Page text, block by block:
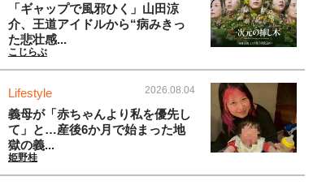
「ギャップで風邪ひく」山田涼
介、王道アイドルから“病みきっ
た悲壮感...
こじらぶ
Lifestyle 2026.08.04
義母が「赤ちゃんより私を優先し
て」と…産後6か月で始まった地
獄の義...
姫野桂